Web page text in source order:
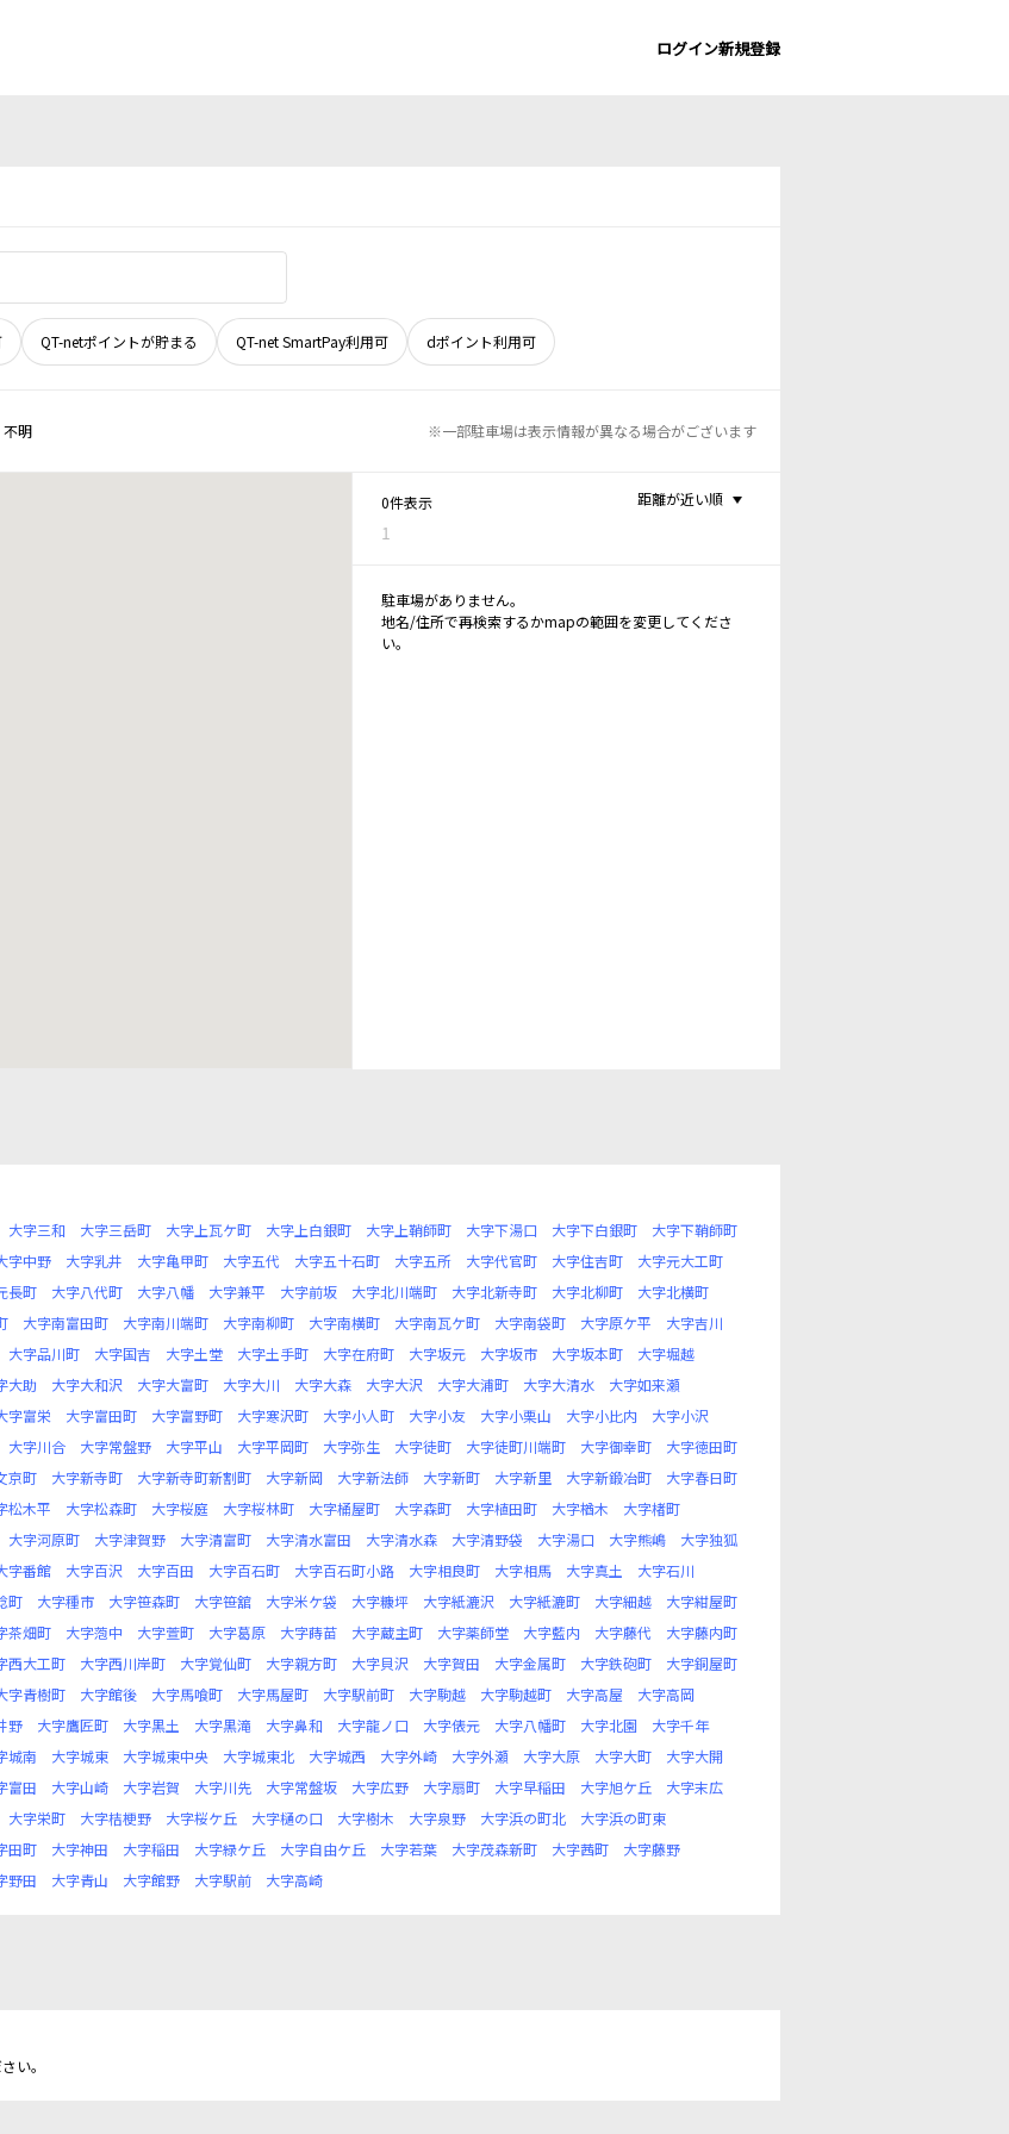
ログイン新規登録
QT-netポイントが貯まる QT-net SmartPay利用可 dポイント利用可
不明 ※一部駐車場は表示情報が異なる場合がございます
0件表示
1
距離が近い順
駐車場がありません。
地名/住所で再検索するかmapの範囲を変更してくださ
い。
大字三和 大字三岳町 大字上瓦ケ町 大字上白銀町 大字上鞘師町 大字下湯口 大字下白銀町
大字下鞘師町
字中野 大字乳井 大字亀甲町 大字五代 大字五十石町 大字五所 大字代官町 大字住吉町
大字元大工町
長町 大字八代町 大字八幡 大字兼平 大字前坂 大字北川端町 大字北新寺町 大字北柳町
大字北横町
大字南富田町 大字南川端町 大字南柳町 大字南横町 大字南瓦ケ町 大字南袋町 大字原ケ平
大字吉川
大字品川町 大字国吉 大字土堂 大字土手町 大字在府町 大字坂元 大字坂市 大字坂本町
大字堀越
大助 大字大和沢 大字大富町 大字大川 大字大森 大字大沢 大字大浦町 大字大清水
大字如来瀬
字富栄 大字富田町 大字富野町 大字寒沢町 大字小人町 大字小友 大字小栗山 大字小比内
大字小沢
大字川合 大字常盤野 大字平山 大字平岡町 大字弥生 大字徒町 大字徒町川端町 大字御幸町
大字徳田町
京町 大字新寺町 大字新寺町新割町 大字新岡 大字新法師 大字新町 大字新里 大字新鍛冶町
大字春日町
松木平 大字松森町 大字桜庭 大字桜林町 大字桶屋町 大字森町 大字植田町 大字楢木
大字楮町
大字河原町 大字津賀野 大字清富町 大字清水富田 大字清水森 大字清野袋 大字湯口 大字熊嶋
大字独狐
字番館 大字百沢 大字百田 大字百石町 大字百石町小路 大字相良町 大字相馬 大字真土
大字石川
町 大字種市 大字笹森町 大字笹舘 大字米ケ袋 大字糠坪 大字紙漉沢 大字紙漉町 大字細越
大字紺屋町
茶畑町 大字萢中 大字萱町 大字葛原 大字蒔苗 大字蔵主町 大字薬師堂 大字藍内 大字藤代
大字藤内町
西大工町 大字西川岸町 大字覚仙町 大字親方町 大字貝沢 大字賀田 大字金属町 大字鉄砲町
大字銅屋町
字青樹町 大字館後 大字馬喰町 大字馬屋町 大字駅前町 大字駒越 大字駒越町 大字高屋
大字高岡
野 大字鷹匠町 大字黒土 大字黒滝 大字鼻和 大字龍ノ口 大字俵元 大字八幡町 大字北園
大字千年
城南 大字城東 大字城東中央 大字城東北 大字城西 大字外崎 大字外瀬 大字大原 大字大町
大字大開
富田 大字山崎 大字岩賀 大字川先 大字常盤坂 大字広野 大字扇町 大字早稲田 大字旭ケ丘
大字末広
大字栄町 大字桔梗野 大字桜ケ丘 大字樋の口 大字樹木 大字泉野 大字浜の町北
大字浜の町東
田町 大字神田 大字稲田 大字緑ケ丘 大字自由ケ丘 大字若葉 大字茂森新町 大字茜町
大字藤野
野田 大字青山 大字館野 大字駅前 大字高崎
い。